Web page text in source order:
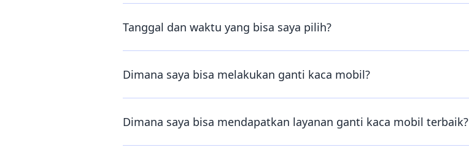
Tanggal dan waktu yang bisa saya pilih?
Dimana saya bisa melakukan ganti kaca mobil?
Dimana saya bisa mendapatkan layanan ganti kaca mobil terbaik?